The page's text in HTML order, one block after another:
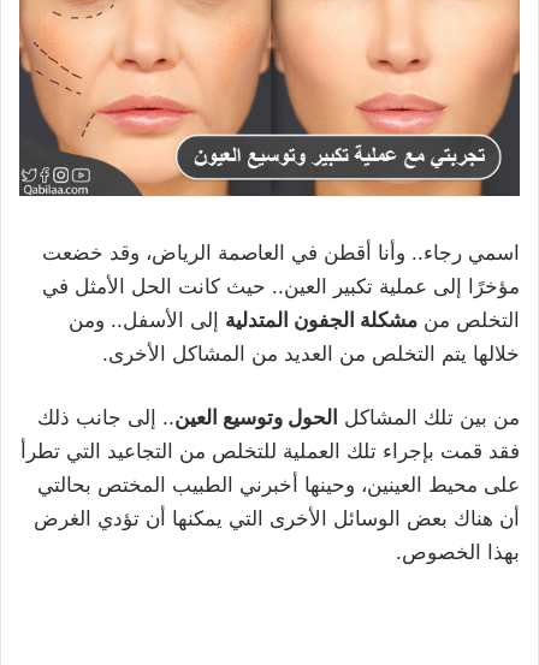
اسمي رجاء.. وأنا أقطن في العاصمة الرياض، وقد خضعت
مؤخرًا إلى عملية تكبير العين.. حيث كانت الحل الأمثل في
التخلص من مشكلة الجفون المتدلية إلى الأسفل.. ومن
خلالها يتم التخلص من العديد من المشاكل الأخرى.
من بين تلك المشاكل الحول وتوسيع العين.. إلى جانب ذلك
فقد قمت بإجراء تلك العملية للتخلص من التجاعيد التي تطرأ
على محيط العينين، وحينها أخبرني الطبيب المختص بحالتي
أن هناك بعض الوسائل الأخرى التي يمكنها أن تؤدي الغرض
بهذا الخصوص.